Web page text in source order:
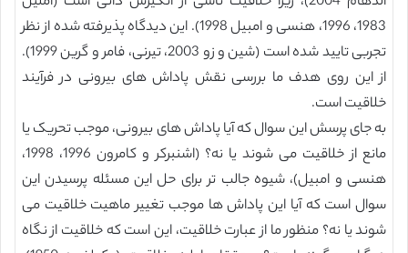
1983، 1996، هنسی و امبیل 1998). این دیدگاه پذیرفته شده از نظر
تجربی تایید شده است (شین و زو 2003، تیرنی، فامر و گرین 1999).
از این روی هدف ما بررسی نقش پاداش های بیرونی در فرآیند
خلاقیت است.
به جای پرسش این سوال که آیا پاداش های بیرونی، موجب تحریک یا
مانع از خلاقیت می شوند یا نه؟ (اشنبرکر و کامرون 1996، 1998،
هنسی و امبیل)، شیوه جالب تر برای حل این مسئله پرسیدن این
سوال است که آیا این پاداش ها موجب تغییر ماهیت خلاقیت می
شوند یا نه؟ منظور ما از عبارت خلاقیت، این است که خلاقیت از نگاه